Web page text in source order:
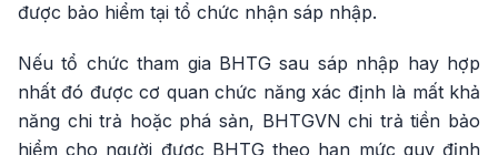
được bảo hiểm tại tổ chức nhận sáp nhập.
Nếu tổ chức tham gia BHTG sau sáp nhập hay hợp
nhất đó được cơ quan chức năng xác định là mất khả
năng chi trả hoặc phá sản, BHTGVN chi trả tiền bảo
hiểm cho người được BHTG theo hạn mức quy định